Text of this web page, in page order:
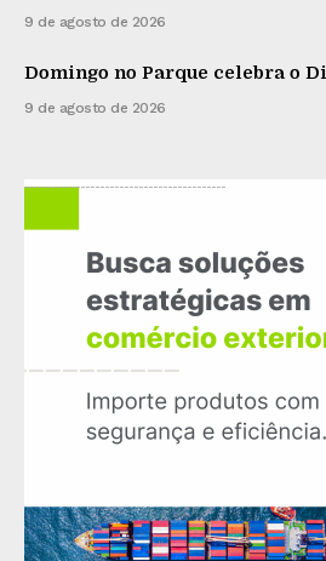
9 de agosto de 2026
Domingo no Parque celebra o
9 de agosto de 2026